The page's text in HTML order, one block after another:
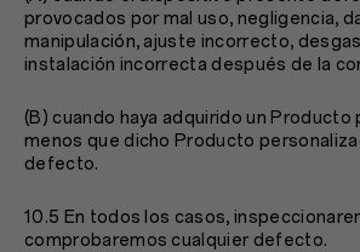
provocados por mal uso, negligencia,
manipulación, ajuste incorrecto,
instalación incorrecta después de la
(B) cuando haya adquirido un Producto
menos que dicho Producto
defecto.
10.5 En todos los casos,
comprobaremos cualquier defecto.